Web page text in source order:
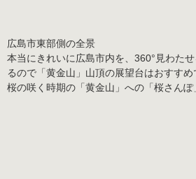
広島市東部側の全景
本当にきれいに広島市内を、360°見わたせ
るので「黄金山」山頂の展望台はおすすめ
桜の咲く時期の「黄金山」への「桜さんぽ